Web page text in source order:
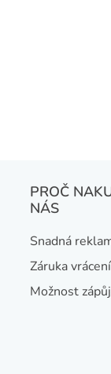
PROČ
NÁS
Snadná
Záruka
Možnost